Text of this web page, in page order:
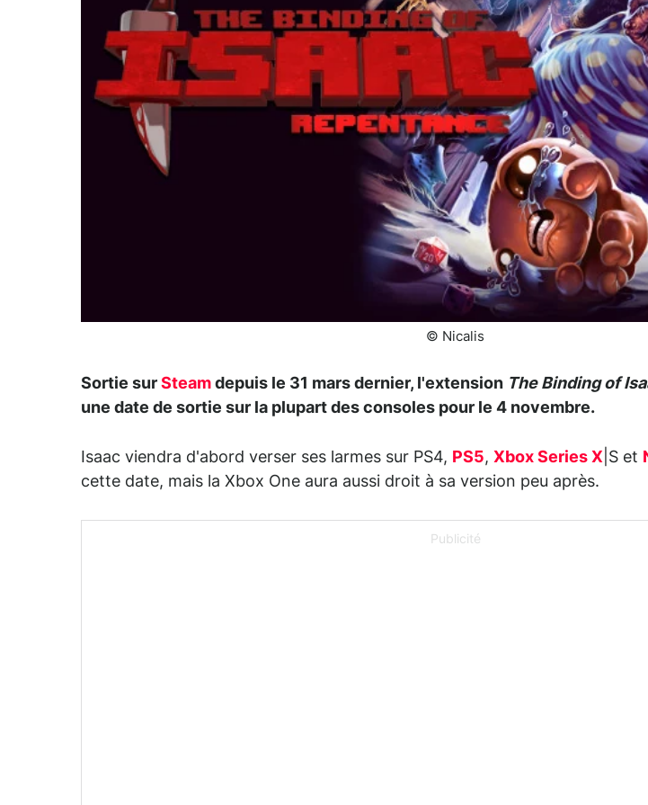
© Nicalis
Sortie sur Steam depuis le 31 mars dernier, l'extension The Binding of
une date de sortie sur la plupart des consoles pour le 4 novembre.
Isaac viendra d'abord verser ses larmes sur PS4, PS5, Xbox Series X |S et
cette date, mais la Xbox One aura aussi droit à sa version peu après.
Publicité